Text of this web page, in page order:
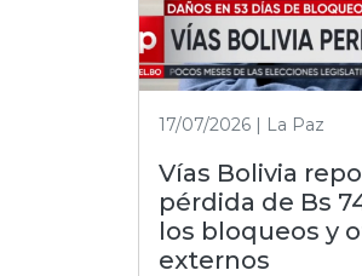
17/07/2026 | La Paz
Vías Bolivia
pérdida de Bs
los bloqueos y
externos